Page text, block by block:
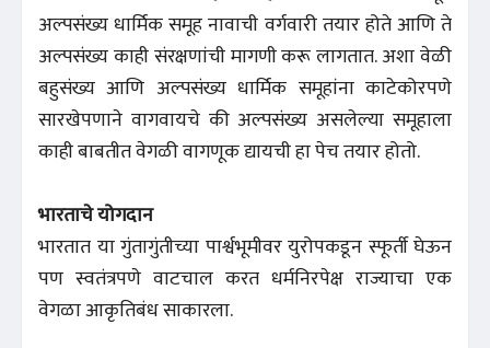
अल्पसंख्य धार्मिक समूह नावाची वर्गवारी तयार होते आणि ते
अल्पसंख्य काही संरक्षणांची मागणी करू लागतात. अशा वेळी
बहुसंख्य आणि अल्पसंख्य धार्मिक समूहांना काटेकोरपणे
सारखेपणाने वागवायचे की अल्पसंख्य असलेल्या समूहाला
काही बाबतीत वेगळी वागणूक द्यायची हा पेच तयार होतो.
भारताचे योगदान
भारतात या गुंतागुंतीच्या पार्श्वभूमीवर युरोपकडून स्फूर्ती घेऊन
पण स्वतंत्रपणे वाटचाल करत धर्मनिरपेक्ष राज्याचा एक
वेगळा आकृतिबंध साकारला.